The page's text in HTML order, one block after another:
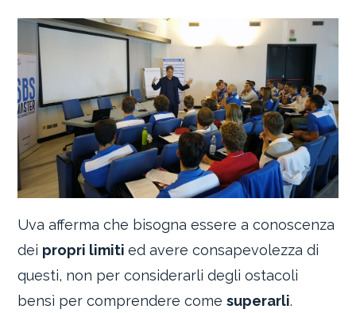
Uva afferma che bisogna essere a conoscenza
dei propri limitied avere consapevolezza di
questi, non per considerarli degli ostacoli
bensì per comprendere comesuperarli.